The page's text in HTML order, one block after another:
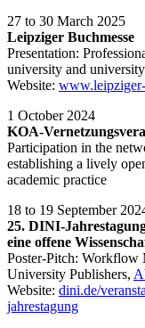
27 to 30 March 2025
Leipziger Buchmesse
Presentation:
university and university
Website:
1 October 2024
KOA-
Participation in the
establishing a lively
academic practice
18 to 19 September
25. DINI-
eine offene
Poster-Pitch: Workflow
University Publishers,
Website: dini.de/
jahrestagung